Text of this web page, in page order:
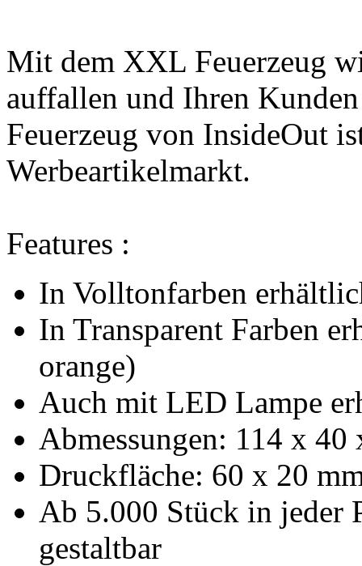
Mit dem XXL Feuerzeug
auffallen und Ihren
Feuerzeug von InsideOut
Werbeartikelmarkt.
Features :
In Volltonfarben
In Transparent Farben
orange)
Auch mit LED Lampe
Abmessungen: 114 x 40
Druckfläche: 60 x 20
Ab 5.000 Stück in jeder
gestaltbar